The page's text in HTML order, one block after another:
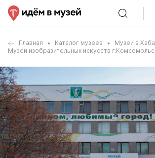
Главная Каталог музеев
Музеи в
Музей изобразительных искусств